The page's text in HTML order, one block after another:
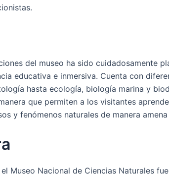
del museo ha sido cuidadosamente
educativa e inmersiva. Cuenta con
hasta ecología, biología marina y
que permiten a los visitantes
y fenómenos naturales de manera
Museo Nacional de Ciencias Naturales